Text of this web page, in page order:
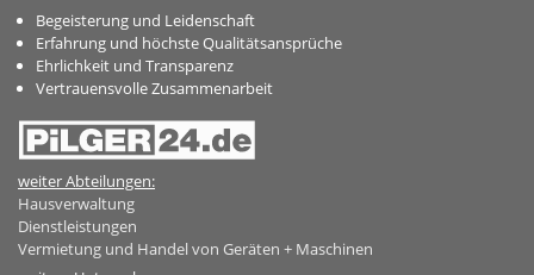
Begeisterung und Leidenschaft
Erfahrung und höchste Qualitätsansprüche
Ehrlichkeit und Transparenz
Vertrauensvolle Zusammenarbeit
weiter Abteilungen:
Hausverwaltung
Dienstleistungen
Vermietung und Handel von Geräten + Maschinen